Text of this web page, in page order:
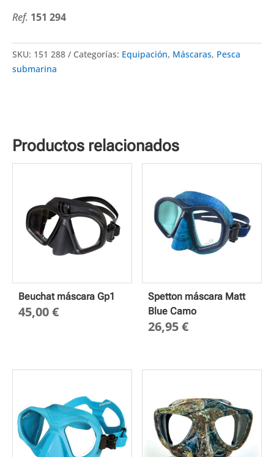
Ref. 151 294
SKU: 151 288 Categorías: Equipación, Máscaras, Pesca
submarina
Productos relacionados
Beuchat máscara Gp1
45,00€
Spetton máscara Matt
Blue Camo
26,95€